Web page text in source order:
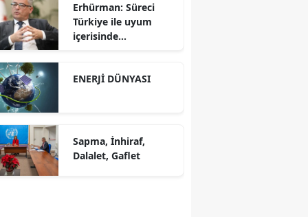
Erhürman: Süreci
Türkiye ile uyum
içerisinde
ENERJİ DÜNYASI
Sapma, İnhiraf,
Dalalet, Gaflet